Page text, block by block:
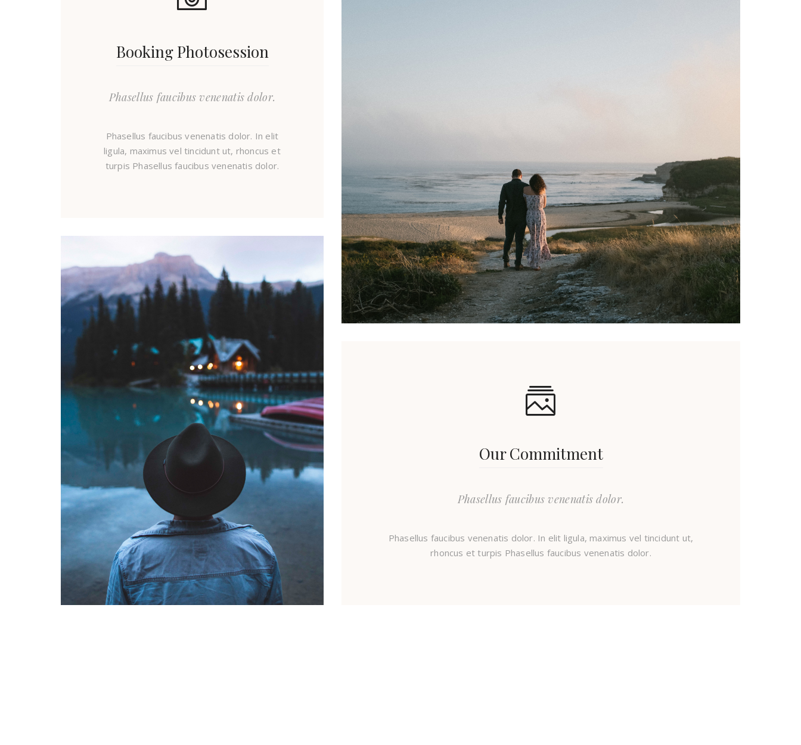
Booking Photosession
Phasellus faucibus venenatis dolor.
Phasellus faucibus venenatis dolor. In elit
ligula, maximus vel tincidunt ut, rhoncus et
turpis Phasellus faucibus venenatis dolor.
Our Commitment
Phasellus faucibus venenatis dolor.
Phasellus faucibus venenatis dolor. In elit ligula, maximus vel tincidunt ut,
rhoncus et turpis Phasellus faucibus venenatis dolor.